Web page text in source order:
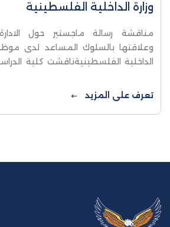
وزارة الداخلية الفلسطينية
مناقشة رسالة ماجستير حول
وعلاقتها بالسلوك المساعد لدى
الداخلية الفلسطينيةناقشت كلية
الثلاثاء رسالة ماجستير للطالب معاذ
والموسومة ...
تعرف على المزيد